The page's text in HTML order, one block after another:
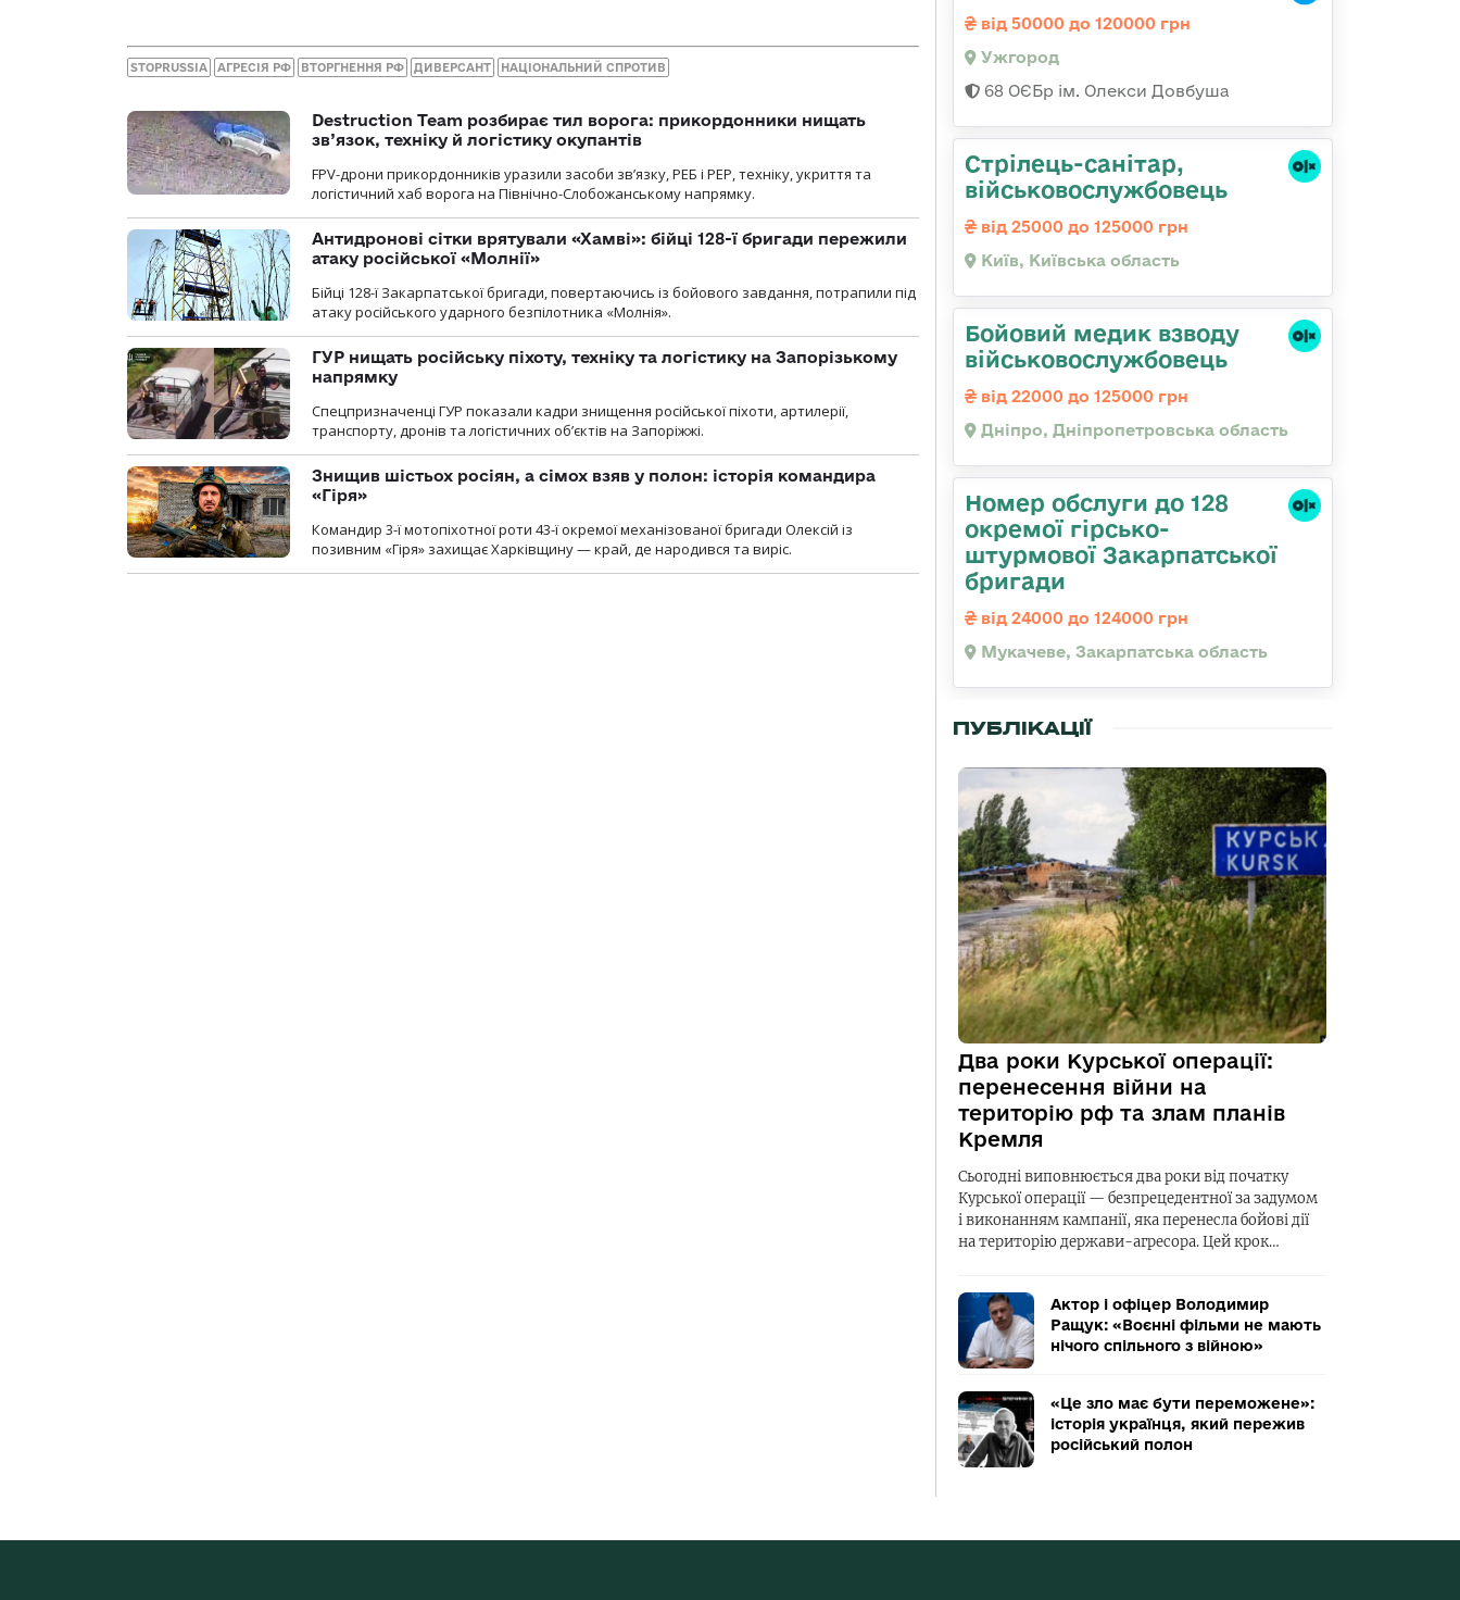
STOPRUSSIA АГРЕСІЯ РФ ВТОРГНЕННЯ РФ ДИВЕРСАНТ НАЦІОНАЛЬНИЙ СПРОТИВ
Destruction Team розбирає тил ворога: прикордонники нищать
зв’язок, техніку й логістику окупантів
FPV-дрони прикордонників уразили засоби зв’язку, РЕБ і РЕР, техніку, укриття та
логістичний хаб ворога на Північно-Слобожанському напрямку.
Антидронові сітки врятували «Хамві»: бійці 128-ї бригади пережили
атаку російської «Молнії»
Бійці 128-ї Закарпатської бригади, повертаючись із бойового завдання, потрапили під
атаку російського ударного безпілотника «Молнія».
ГУР нищать російську піхоту, техніку та логістику на Запорізькому
напрямку
Спецпризначенці ГУР показали кадри знищення російської піхоти, артилерії,
транспорту, дронів та логістичних об’єктів на Запоріжжі.
Знищив шістьох росіян, а сімох взяв у полон: історія командира
«Гіря»
Командир 3-ї мотопіхотної роти 43-ї окремої механізованої бригади Олексій із
позивним «Гіря» захищає Харківщину — край, де народився та виріс.
від 50000 до 120000 грн
Ужгород
68 ОЄБр ім. Олекси Довбуша
Стрілець-санітар,
військовослужбовець
від 25000 до 125000 грн
Київ, Київська область
Бойовий медик взводу
військовослужбовець
від 22000 до 125000 грн
Дніпро, Дніпропетровська область
Номер обслуги до 128
окремої гірсько-
штурмової Закарпатської
бригади
від 24000 до 124000 грн
Мукачеве, Закарпатська область
ПУБЛІКАЦІЇ
Два роки Курської операції:
перенесення війни на
територію рф та злам планів
Кремля
Сьогодні виповнюється два роки від початку
Курської операції — безпрецедентної за задумом
і виконанням кампанії, яка перенесла бойові дії
на територію держави-агресора. Цей крок…
Актор і офіцер Володимир
Ращук: «Воєнні фільми не мають
нічого спільного з війною»
«Це зло має бути переможене»:
історія українця, який пережив
російський полон